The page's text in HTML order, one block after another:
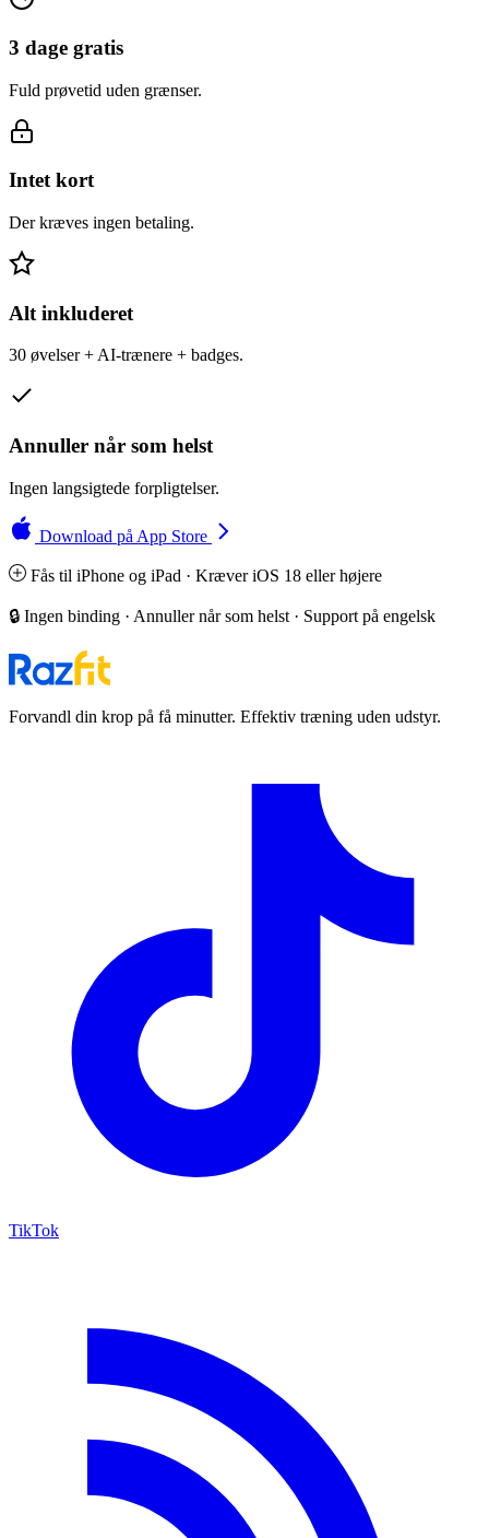
3 dage gratis
Fuld prøvetid uden grænser.
Intet kort
Der kræves ingen betaling.
Alt inkluderet
30 øvelser + AI-trænere + badges.
Annuller når som helst
Ingen langsigtede forpligtelser.
Download på App Store
Fås til iPhone og iPad · Kræver iOS 18 eller højere
🔒 Ingen binding · Annuller når som helst · Support på engelsk
Forvandl din krop på få minutter. Effektiv træning uden udstyr.
TikTok